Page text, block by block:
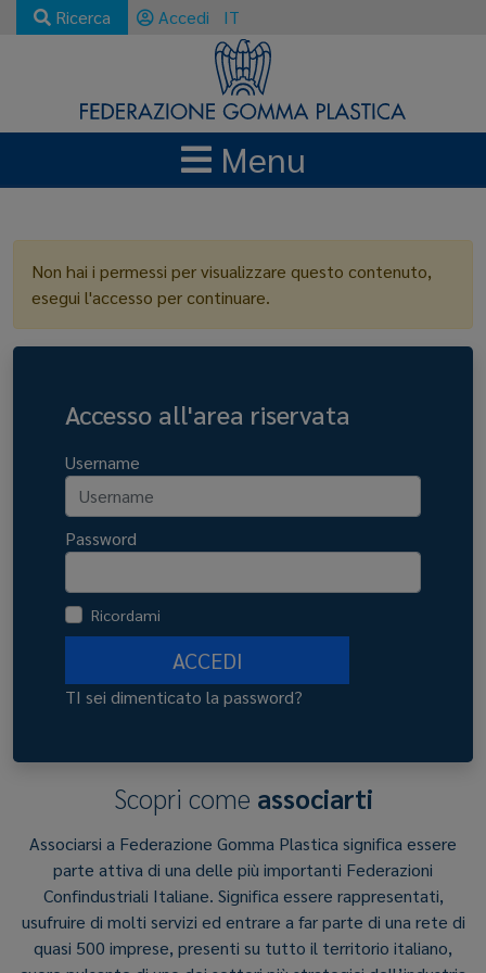
Ricerca Accedi IT
Menu
Non hai i permessi per visualizzare questo contenuto,
esegui l'accesso per continuare.
Accesso all'area riservata
Username
Password
Ricordami
ACCEDI
TI sei dimenticato la password?
Scopri come associarti
Associarsi a Federazione Gomma Plastica significa essere
parte attiva di una delle più importanti Federazioni
Confindustriali Italiane. Significa essere rappresentati,
usufruire di molti servizi ed entrare a far parte di una rete di
quasi 500 imprese, presenti su tutto il territorio italiano,